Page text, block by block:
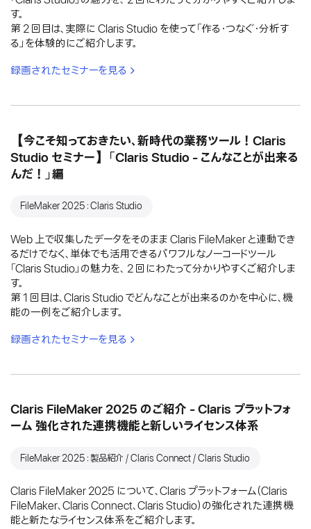
す。
第 2 回目は、実際に Claris Studio を使って「作る・つなぐ・分析す
る」を体験的にご紹介します。
録画されたセミナーを見る
【今こそ知っておきたい、新時代の業務ツール！Claris
Studio セミナー】「Claris Studio - こんなことが出来る
んだ！」編
FileMaker 2025：Claris Studio
Web 上で収集したデータをそのまま Claris FileMaker と連動でき
るだけでなく、単体でも活用できるパワフルなノーコードツール
「Claris Studio」の魅力を、 2 回にわたって分かりやすくご紹介しま
す。
第 1 回目は、Claris Studio でどんなことが出来るのかを中心に、機
能の一例をご紹介します。
録画されたセミナーを見る
Claris FileMaker 2025 のご紹介 - Claris プラットフォ
ーム 強化された連携機能と新しいライセンス体系
FileMaker 2025：製品紹介 / Claris Connect / Claris Studio
Claris FileMaker 2025 について、Claris プラットフォーム（Claris
FileMaker、Claris Connect、Claris Studio）の強化された連携機
能と新たなライセンス体系をご紹介します。